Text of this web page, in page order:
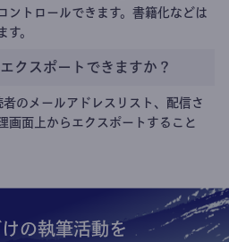
ントロールできます。書籍化などは
す。
クスポートできますか？
のメールアドレスリスト、配信さ
画面上からエクスポートすること
の執筆活動を